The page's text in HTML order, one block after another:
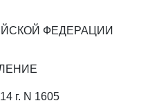
ФЕДЕРАЦИИ
г. N 1605